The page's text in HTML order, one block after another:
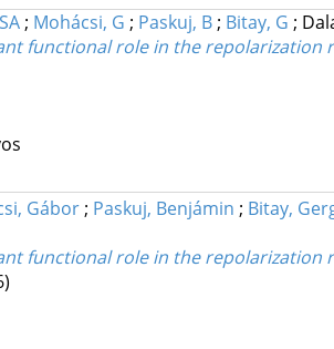
; Mohácsi, G ; Paskuj, B ; Bitay, G ;
functional role in the repolarization
Gábor; Paskuj, Benjámin ; Bitay,
functional role in the repolarization